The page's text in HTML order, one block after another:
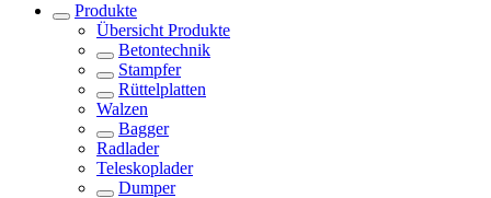
Produkte
Übersicht Produkte
Betontechnik
Stampfer
Rüttelplatten
Walzen
Bagger
Radlader
Teleskoplader
Dumper